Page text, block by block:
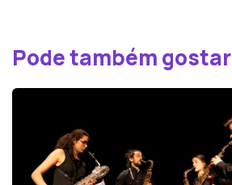
Pode também gostar